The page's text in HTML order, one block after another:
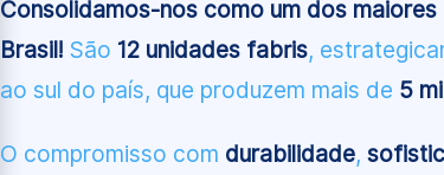
Consolidamos-nos como um dos
Brasil! São 12 unidades fabris,
ao sul do país, que produzem mais de 5
O compromisso com durabilidade,